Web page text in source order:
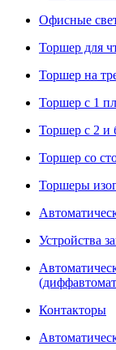
Офисные
Торшер для
Торшер на
Торшер с 1
Торшер с 2 и
Торшер со
Торшеры
Устройства
Контакторы